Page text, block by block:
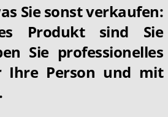
Sie sonst verkaufen:
Produkt sind Sie
Sie professionelles
Ihre Person und mit